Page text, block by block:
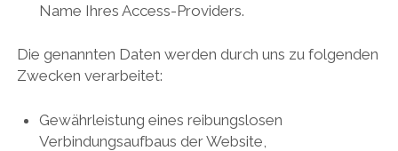
Name Ihres Access-Providers.
Die genannten Daten werden durch uns zu folgenden
Zwecken verarbeitet:
Gewährleistung eines reibungslosen
Verbindungsaufbaus der Website,